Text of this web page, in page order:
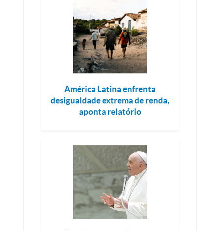
América Latina enfrenta
desigualdade extrema de renda,
aponta relatório